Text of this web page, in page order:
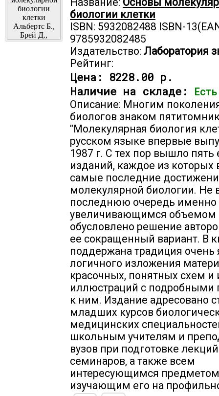
биологии клетки
ISBN: 5932082488 ISBN-
9785932082485
Издательство: Лаборатория
Рейтинг:
Цена: 8228.00 р.
Наличие на складе:
Описание: Многим
биологов знаком
"Молекулярная биология
русском языке впервые
1987 г. С тех пор вышло пять
изданий, каждое из
самые последние
молекулярной биологии. Не
последнюю очередь именно
увеличивающимся объемом
обусловлено решение
ее сокращенный вариант. В
поддержана традиция очень
логичного изложения
красочных, понятных схем и
иллюстраций с подробными
к ним. Издание адресовано
младших курсов
медицинских
школьным учителям и
вузов при подготовке
семинаров, а также всем
интересующимся
изучающим его на